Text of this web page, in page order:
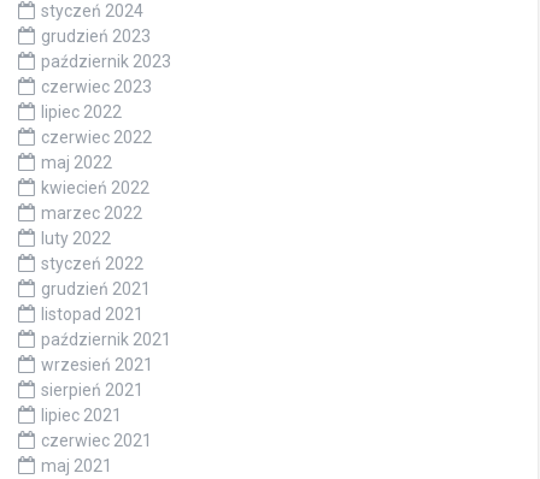
styczeń 2024
grudzień 2023
październik 2023
czerwiec 2023
lipiec 2022
czerwiec 2022
maj 2022
kwiecień 2022
marzec 2022
luty 2022
styczeń 2022
grudzień 2021
listopad 2021
październik 2021
wrzesień 2021
sierpień 2021
lipiec 2021
czerwiec 2021
maj 2021